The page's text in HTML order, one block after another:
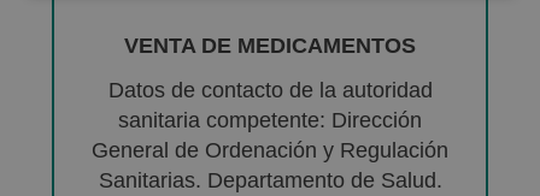
VENTA DE MEDICAMENTOS
Datos de contacto de la autoridad
sanitaria competente: Dirección
General de Ordenación y Regulación
Sanitarias. Departamento de Salud.